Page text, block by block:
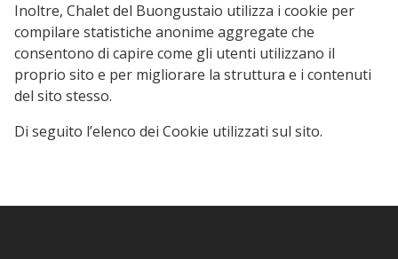
Inoltre, Chalet del Buongustaio utilizza i cookie per
compilare statistiche anonime aggregate che
consentono di capire come gli utenti utilizzano il
proprio sito e per migliorare la struttura e i contenuti
del sito stesso.
Di seguito l’elenco dei Cookie utilizzati sul sito.